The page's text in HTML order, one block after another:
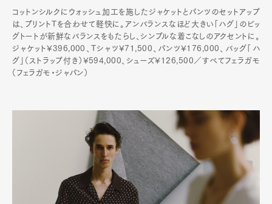
コットンシルクにウォッシュ加工を施したジャケットとパンツのセットアップ
は、プリントTを合わせて軽快に。アンバランスなほど大きい「ハグ」のビッ
グトートが新鮮なバランスをもたらし、シンプルな着こなしのアクセントに。
ジャケット¥396,000、Tシャツ¥71,500、パンツ¥176,000、バッグ「ハ
グ」（ストラップ付き）¥594,000、シューズ¥126,500／すべてフェラガモ
（フェラガモ・ジャパン）